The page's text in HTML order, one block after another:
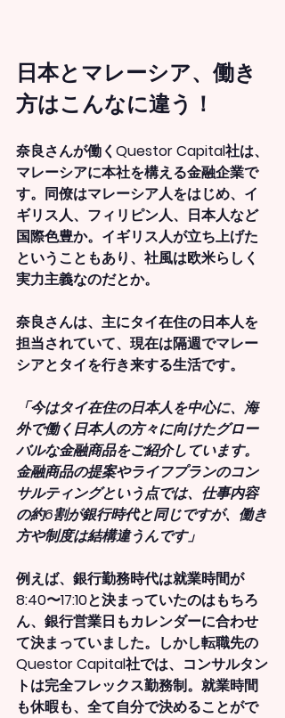
日本とマレーシア、働き
方はこんなに違う！
奈良さんが働くQuestor Capital社は、
マレーシアに本社を構える金融企業で
す。同僚はマレーシア人をはじめ、イ
ギリス人、フィリピン人、日本人など
国際色豊か。イギリス人が立ち上げた
ということもあり、社風は欧米らしく
実力主義なのだとか。
奈良さんは、主にタイ在住の日本人を
担当されていて、現在は隔週でマレー
シアとタイを行き来する生活です。
「今はタイ在住の日本人を中心に、海
外で働く日本人の方々に向けたグロー
バルな金融商品をご紹介しています。
金融商品の提案やライフプランのコン
サルティングという点では、仕事内容
の約6割が銀行時代と同じですが、働き
方や制度は結構違うんです」
例えば、銀行勤務時代は就業時間が
8:40〜17:10と決まっていたのはもちろ
ん、銀行営業日もカレンダーに合わせ
て決まっていました。しかし転職先の
Questor Capital社では、コンサルタン
トは完全フレックス勤務制。就業時間
も休暇も、全て自分で決めることがで